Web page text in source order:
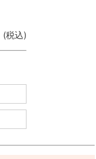
(税込)